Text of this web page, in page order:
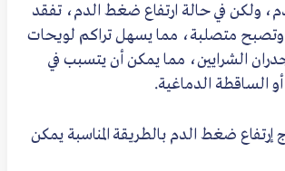
ولكن في حالة ارتفاع ضغط الدم، تفقد
وتصبح متصلبة، مما يسهل تراكم لويحات
الشرايين، مما يمكن أن يتسبب في
الساقطة الدماغية.
إرتفاع ضغط الدم بالطريقة المناسبة يمكن